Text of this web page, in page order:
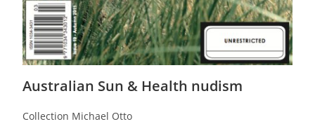
Australian Sun & Health nudism
Collection Michael Otto